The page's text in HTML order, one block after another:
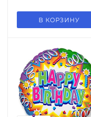
В КОРЗИНУ